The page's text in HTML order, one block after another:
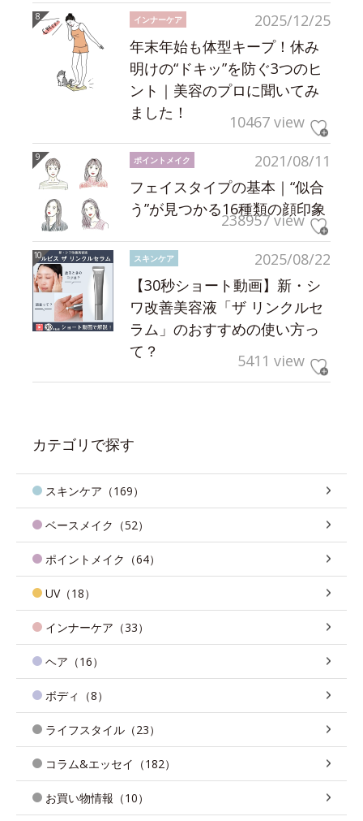
2025/12/25
インナーケア
年末年始も体型キープ！休み
明けの“ドキッ”を防ぐ3つのヒ
ント｜美容のプロに聞いてみ
ました！
10467 view
2021/08/11
ポイントメイク
フェイスタイプの基本｜“似合
う”が見つかる16種類の顔印象
238957 view
2025/08/22
スキンケア
【30秒ショート動画】新・シ
ワ改善美容液「ザ リンクルセ
ラム」のおすすめの使い方っ
て？
5411 view
カテゴリで探す
スキンケア（169）
ベースメイク（52）
ポイントメイク（64）
UV（18）
インナーケア（33）
ヘア（16）
ボディ（8）
ライフスタイル（23）
コラム&エッセイ（182）
お買い物情報（10）